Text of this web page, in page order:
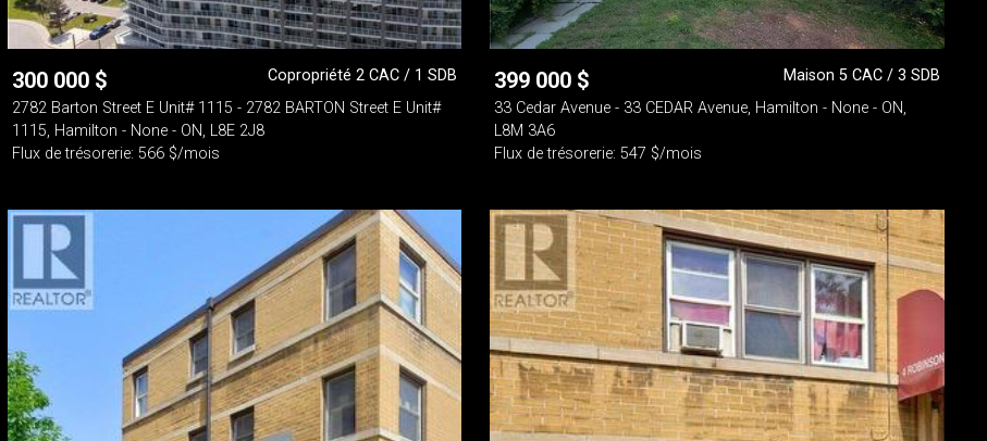
300 000 $
Copropriété 2 CAC / 1 SDB
2782 Barton Street E Unit# 1115 - 2782 BARTON Street E Unit#
1115, Hamilton - None - ON, L8E 2J8
Flux de trésorerie: 566 $/mois
399 000 $
Maison 5 CAC / 3 SDB
33 Cedar Avenue - 33 CEDAR Avenue, Hamilton - None - ON,
L8M 3A6
Flux de trésorerie: 547 $/mois